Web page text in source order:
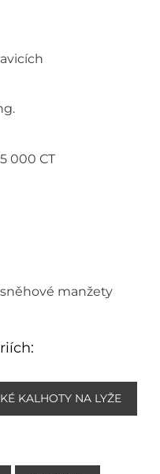
000 CT
manžety
KALHOTY NA LYŽE